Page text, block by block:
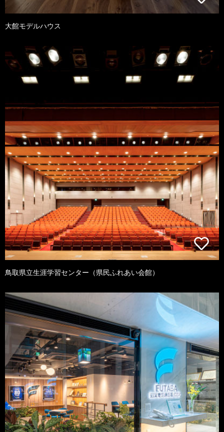
大館モデルハウス
鳥取県立生涯学習センター（県民ふれあい会館）